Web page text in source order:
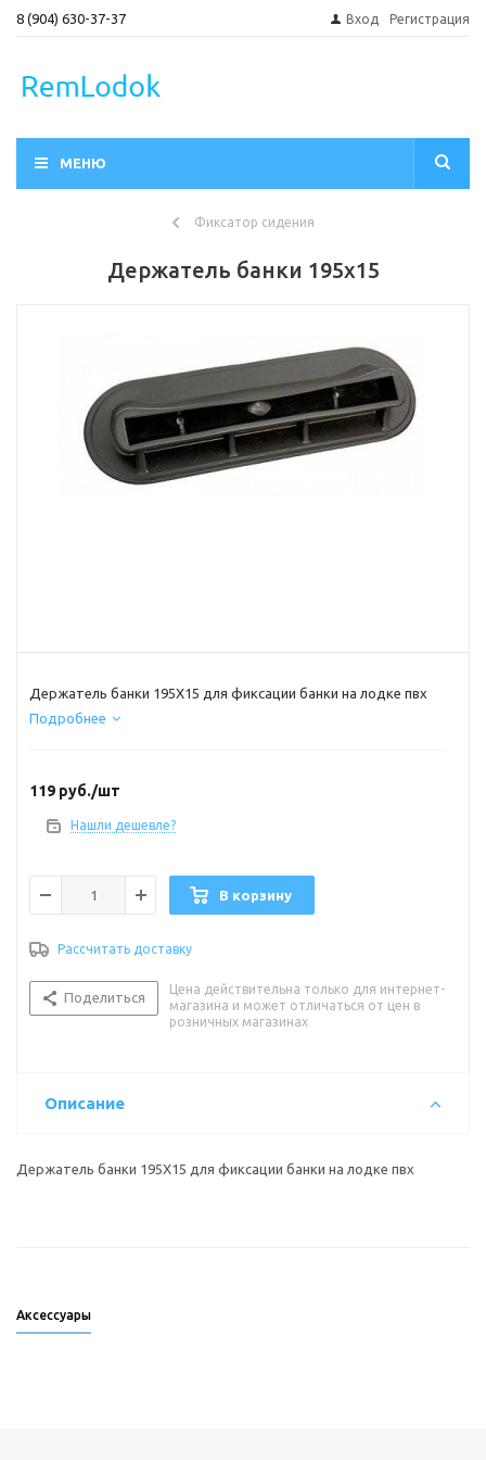
8 (904) 630-37-37 Вход Регистрация
МЕНЮ
Фиксатор сидения
Держатель банки 195х15
Держатель банки 195Х15 для фиксации банки на лодке пвх
Подробнее
119 руб./шт
Нашли дешевле?
В корзину
Рассчитать доставку
Поделиться
Цена действительна только для интернет-
магазина и может отличаться от цен в
розничных магазинах
Описание
Держатель банки 195Х15 для фиксации банки на лодке пвх
Аксессуары